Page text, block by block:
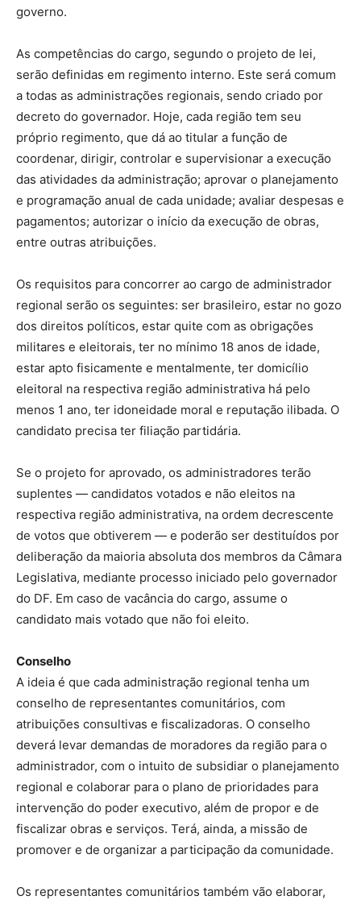
governo.
As competências do cargo, segundo o projeto de lei,
serão definidas em regimento interno. Este será comum
a todas as administrações regionais, sendo criado por
decreto do governador. Hoje, cada região tem seu
próprio regimento, que dá ao titular a função de
coordenar, dirigir, controlar e supervisionar a execução
das atividades da administração; aprovar o planejamento
e programação anual de cada unidade; avaliar despesas e
pagamentos; autorizar o início da execução de obras,
entre outras atribuições.
Os requisitos para concorrer ao cargo de administrador
regional serão os seguintes: ser brasileiro, estar no gozo
dos direitos políticos, estar quite com as obrigações
militares e eleitorais, ter no mínimo 18 anos de idade,
estar apto fisicamente e mentalmente, ter domicílio
eleitoral na respectiva região administrativa há pelo
menos 1 ano, ter idoneidade moral e reputação ilibada. O
candidato precisa ter filiação partidária.
Se o projeto for aprovado, os administradores terão
suplentes — candidatos votados e não eleitos na
respectiva região administrativa, na ordem decrescente
de votos que obtiverem — e poderão ser destituídos por
deliberação da maioria absoluta dos membros da Câmara
Legislativa, mediante processo iniciado pelo governador
do DF. Em caso de vacância do cargo, assume o
candidato mais votado que não foi eleito.
Conselho
A ideia é que cada administração regional tenha um
conselho de representantes comunitários, com
atribuições consultivas e fiscalizadoras. O conselho
deverá levar demandas de moradores da região para o
administrador, com o intuito de subsidiar o planejamento
regional e colaborar para o plano de prioridades para
intervenção do poder executivo, além de propor e de
fiscalizar obras e serviços. Terá, ainda, a missão de
promover e de organizar a participação da comunidade.
Os representantes comunitários também vão elaborar,